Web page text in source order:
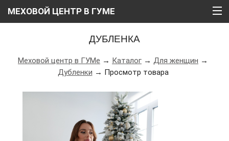
МЕХОВОЙ ЦЕНТР В ГУМЕ
РАССРОЧКА
ДУБЛЕНКА
Меховой центр в ГУМе → Каталог → Для женщин →
Дубленки → Просмотр товара